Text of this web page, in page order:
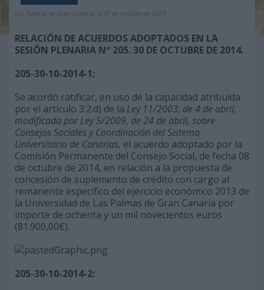
Las Palmas de Gran Canaria, a 30 de octubre de 2014
RELACIÓN DE ACUERDOS ADOPTADOS EN LA
SESIÓN PLENARIA Nº 205. 30 DE OCTUBRE DE 2014.
205-30-10-2014-1:
Se acordó ratificar, en uso de la capacidad atribuida
por el artículo 3.2.d) de la Ley 11/2003, de 4 de abril,
modificada por Ley 5/2009, de 24 de abril, sobre
Consejos Sociales y Coordinación del Sistema
Universitario de Canarias, el acuerdo adoptado por la
Comisión Permanente del Consejo Social, de fecha 08
de octubre de 2014, en relación a la propuesta de
concesión de suplemento de crédito con cargo al
remanente específico del ejercicio económico 2013 de
la Universidad de Las Palmas de Gran Canaria por
importe de ochenta y un mil novecientos euros
(81.900,00€).
205-30-10-2014-2: